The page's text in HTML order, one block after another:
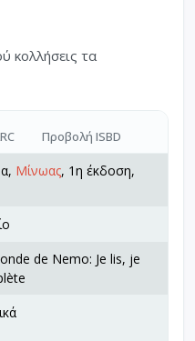
κολλήσεις τα
Προβολή ISBD
Μίνωας, 1η έκδοση,
de Nemo: Je lis, je